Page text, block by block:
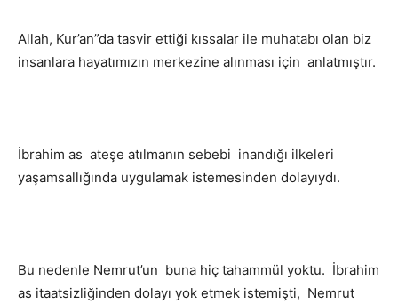
Allah, Kur’an”da tasvir ettiği kıssalar ile muhatabı olan biz
insanlara hayatımızın merkezine alınması için anlatmıştır.
İbrahim as ateşe atılmanın sebebi inandığı ilkeleri
yaşamsallığında uygulamak istemesinden dolayıydı.
Bu nedenle Nemrut’un buna hiç tahammül yoktu. İbrahim
as itaatsizliğinden dolayı yok etmek istemişti, Nemrut